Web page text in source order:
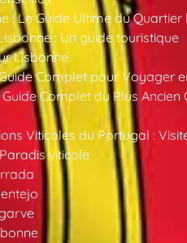
: Le Guide Ultime du Quartier
: Un guide touristique
Lisbonne
Complet pour Voyager
Complet du Plus
Viticoles du Portugal :
viticole